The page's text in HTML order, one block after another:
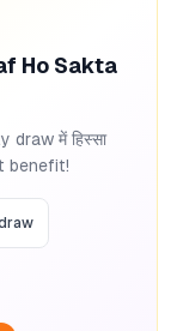
Ho Sakta
draw में हिस्सा
benefit!